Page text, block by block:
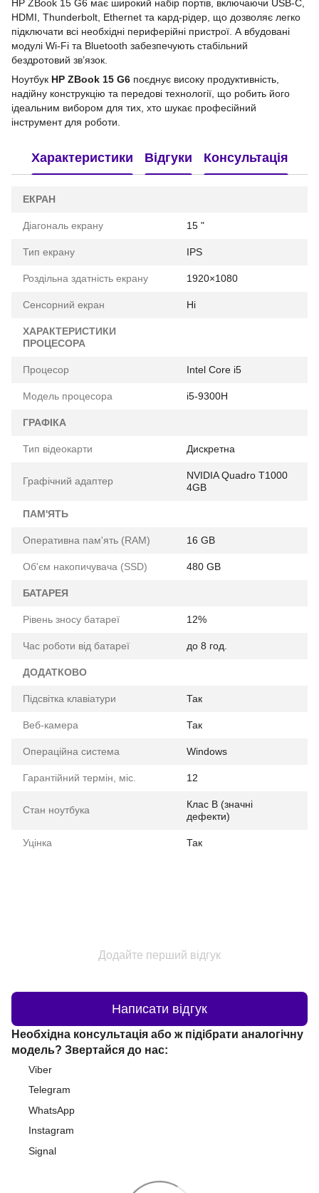
HP ZBook 15 G6 має широкий набір портів, включаючи USB-C,
HDMI, Thunderbolt, Ethernet та кард-рідер, що дозволяє легко
підключати всі необхідні периферійні пристрої. А вбудовані
модулі Wi-Fi та Bluetooth забезпечують стабільний
бездротовий зв’язок.
Ноутбук HP ZBook 15 G6 поєднує високу продуктивність,
надійну конструкцію та передові технології, що робить його
ідеальним вибором для тих, хто шукає професійний
інструмент для роботи.
Характеристики Відгуки Консультація
ЕКРАН
Діагональ екрану 15 "
Тип екрану IPS
Роздільна здатність екрану 1920×1080
Сенсорний екран Ні
ХАРАКТЕРИСТИКИ
ПРОЦЕСОРА
Процесор Intel Core i5
Модель процесора i5-9300H
ГРАФІКА
Тип відеокарти Дискретна
Графічний адаптер
NVIDIA Quadro T1000
4GB
ПАМ'ЯТЬ
Оперативна пам'ять (RAM) 16 GB
Об'єм накопичувача (SSD) 480 GB
БАТАРЕЯ
Рівень зносу батареї 12%
Час роботи від батареї до 8 год.
ДОДАТКОВО
Підсвітка клавіатури Так
Веб-камера Так
Операційна система Windows
Гарантійний термін, міс. 12
Стан ноутбука
Клас B (значні
дефекти)
Уцінка Так
Додайте перший відгук
Написати відгук
Необхідна консультація або ж підібрати аналогічну
модель? Звертайся до нас:
Viber
Telegram
WhatsApp
Instagram
Signal